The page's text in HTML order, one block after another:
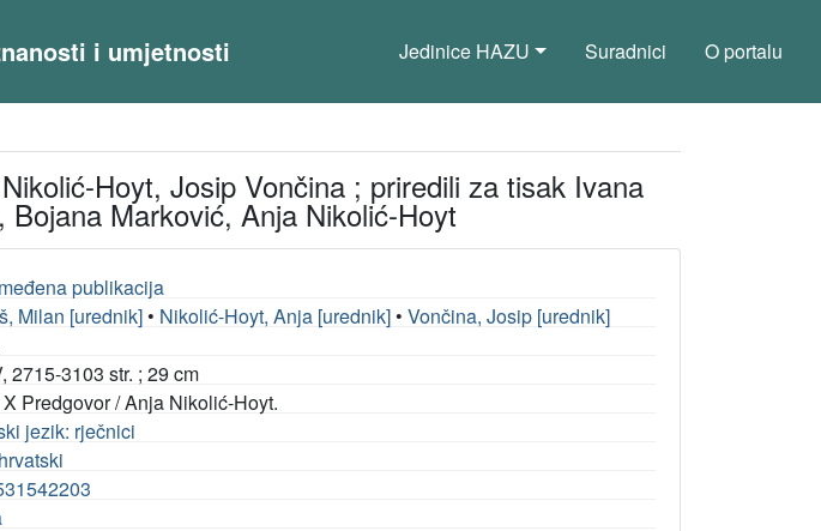
i umjetnosti Jedinice HAZU Suradnici O portalu
Hoyt, Josip Vončina ; priredili za tisak Ivana
Marković, Anja Nikolić-Hoyt
publikacija
Milan [urednik] • Nikolić-Hoyt, Anja [urednik] •Vončina, Josip [urednik]
2715-3103 str. ; 29 cm
X Predgovor / Anja Nikolić-Hoyt.
jezik: rječnici